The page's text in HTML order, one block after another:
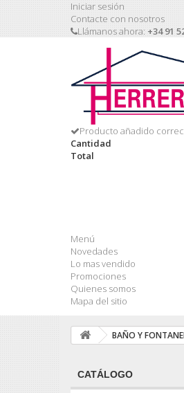
Iniciar sesión
Contacte con nosotros
Llámanos ahora: +34 91
Producto añadido
Cantidad
Total
Menú
Novedades
Lo mas vendido
Promociones
Quienes somos
Mapa del sitio
BAÑO Y
CATÁLOGO